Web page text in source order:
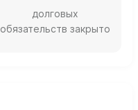
долговых
обязательств закрыто